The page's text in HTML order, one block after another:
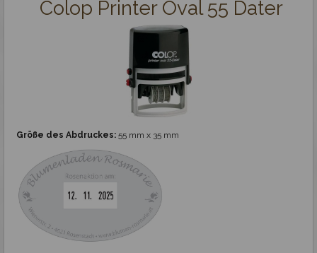
Colop Printer Oval 55 Dater
Größe des Abdruckes: 55 mm x 35 mm